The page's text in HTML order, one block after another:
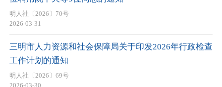
明人社〔2026〕70号
2026-03-31
三明市人力资源和社会保障局关于印发2026年行政检查
工作计划的通知
明人社〔2026〕69号
2026-03-30